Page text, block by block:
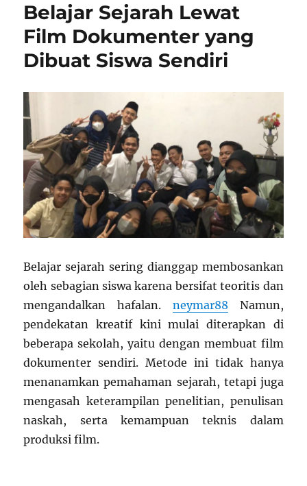
Belajar Sejarah Lewat
Film Dokumenter yang
Dibuat Siswa Sendiri
Belajar sejarah sering dianggap membosankan
oleh sebagian siswa karena bersifat teoritis dan
mengandalkan hafalan. neymar88 Namun,
pendekatan kreatif kini mulai diterapkan di
beberapa sekolah, yaitu dengan membuat film
dokumenter sendiri. Metode ini tidak hanya
menanamkan pemahaman sejarah, tetapi juga
mengasah keterampilan penelitian, penulisan
naskah, serta kemampuan teknis dalam
produksi film.